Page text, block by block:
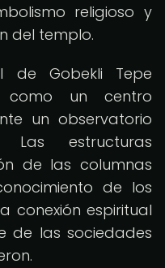
religioso y
del templo.
de Gobekli Tepe
un centro
un observatorio
Las estructuras
de las columnas
de los
conexión espiritual
de las sociedades